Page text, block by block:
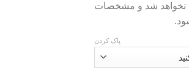
نخواهد شد و مشخصات
پاک کردن